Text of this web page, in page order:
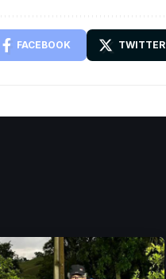
FACEBOOK TWITTER